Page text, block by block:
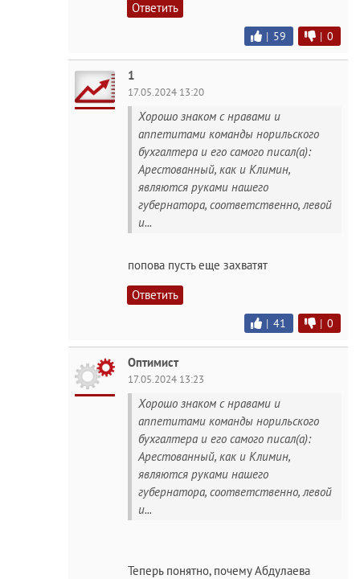
Ответить
| 59 | 0
1
17.05.2024 13:20
Хорошо знаком с нравами и
аппетитами команды норильского
бухгалтера и его самого писал(а):
Арестованный, как и Климин,
являются руками нашего
губернатора, соответственно, левой
и...
попова пусть еще захватят
Ответить
| 41 | 0
Оптимист
17.05.2024 13:23
Хорошо знаком с нравами и
аппетитами команды норильского
бухгалтера и его самого писал(а):
Арестованный, как и Климин,
являются руками нашего
губернатора, соответственно, левой
и...
Теперь понятно, почему Абдулаева